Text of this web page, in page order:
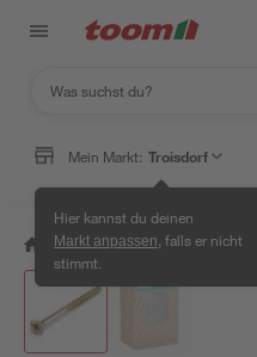
Mein Markt: Troisdorf
Hier kannst du deinen
Markt anpassen , falls er nicht
stimmt.
/ Werkstatt & Maschinen /